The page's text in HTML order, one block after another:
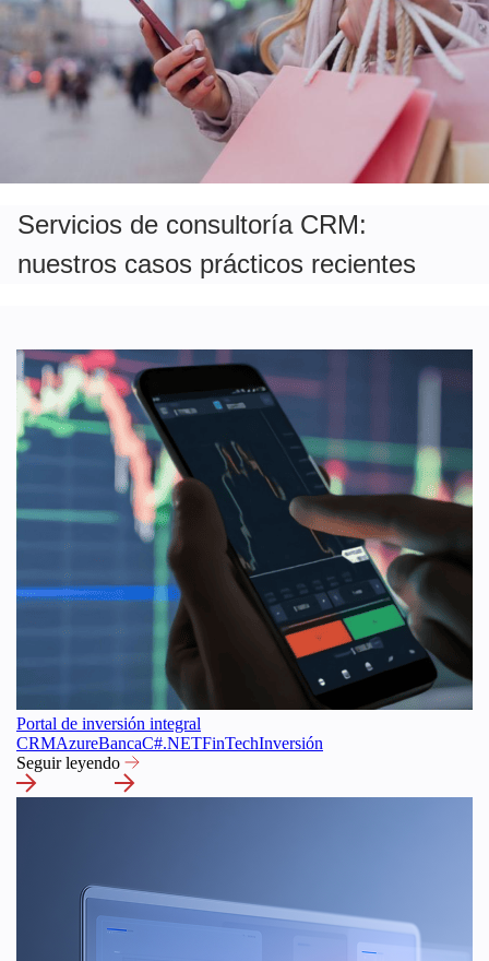
Servicios de consultoría CRM:
nuestros casos prácticos recientes
Portal de inversión integral
CRMAzureBancaC#.NETFinTechInversión
Seguir leyendo